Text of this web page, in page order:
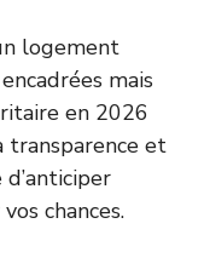
logement
mais
en 2026
transparence et
chances.